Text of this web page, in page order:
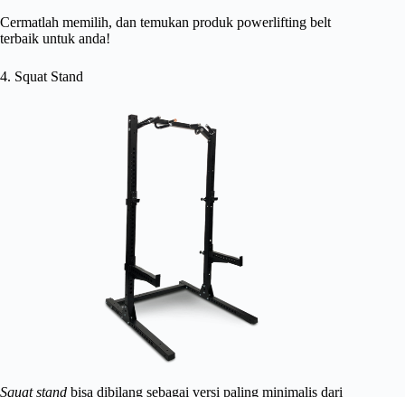
Cermatlah memilih, dan temukan produk powerlifting belt
terbaik untuk anda!
4. Squat Stand
Squat stand bisa dibilang sebagai versi paling minimalis dari